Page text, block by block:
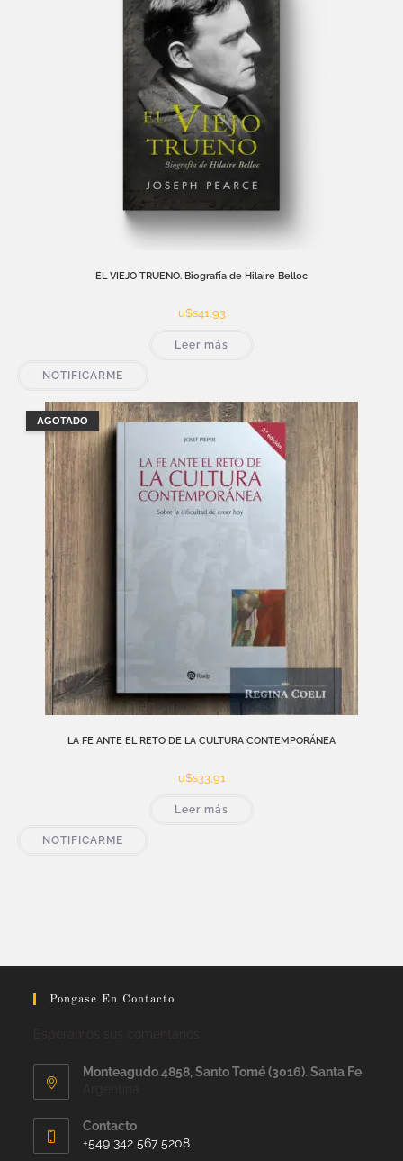
EL VIEJO TRUENO. Biografía de Hilaire Belloc
u$s41,93
Leer más
NOTIFICARME
AGOTADO
LA FE ANTE EL RETO DE LA CULTURA CONTEMPORÁNEA
u$s33,91
Leer más
NOTIFICARME
Pongase En Contacto
Monteagudo 4858, Santo Tomé (3016). Santa Fe
Contacto
+549 342 567 5208